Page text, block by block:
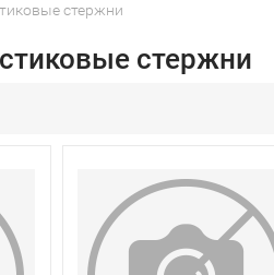
стержни
стержни